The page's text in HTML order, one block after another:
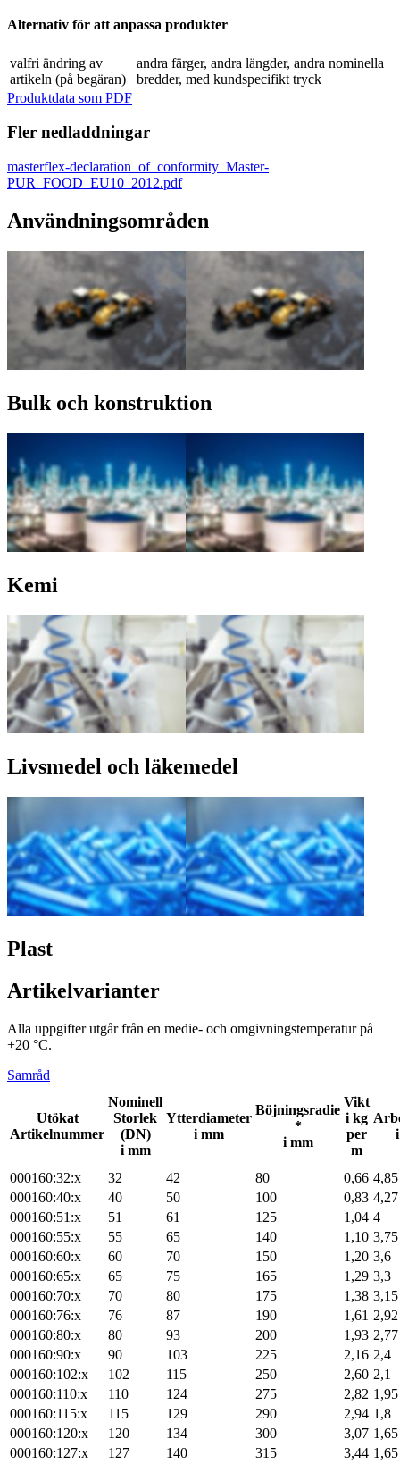
Alternativ för att anpassa produkter
valfri ändring av
artikeln (på begäran)
andra färger, andra längder, andra nominella
bredder, med kundspecifikt tryck
Produktdata som PDF
Fler nedladdningar
masterflex-declaration_of_conformity_Master-
PUR_FOOD_EU10_2012.pdf
Användningsområden
Bulk och konstruktion
Kemi
Livsmedel och läkemedel
Plast
Artikelvarianter
Alla uppgifter utgår från en medie- och omgivningstemperatur på
+20 °C.
Samråd
Utökat
Artikelnummer
Nominell
Storlek
(DN)
i mm
Ytterdiameter
i mm
Böjningsradie
*
i mm
Vikt
i kg
per
m
000160:32:x 32 42 80 0,66 4,85
000160:40:x
40 50 100 0,83 4,27
000160:51:x
51 61 125 1,04 4
000160:55:x
55 65 140 1,10 3,75
000160:60:x
60 70 150 1,20 3,6
000160:65:x
65 75 165 1,29 3,3
000160:70:x
70 80 175 1,38 3,15
000160:76:x
76 87 190 1,61 2,92
000160:80:x
80 93 200 1,93 2,77
000160:90:x
90 103 225 2,16 2,4
000160:102:x
102 115 250 2,60 2,1
000160:110:x
110 124 275 2,82 1,95
000160:115:x
115 129 290 2,94 1,8
000160:120:x
120 134 300 3,07 1,65
000160:127:x
127 140 315 3,44 1,65